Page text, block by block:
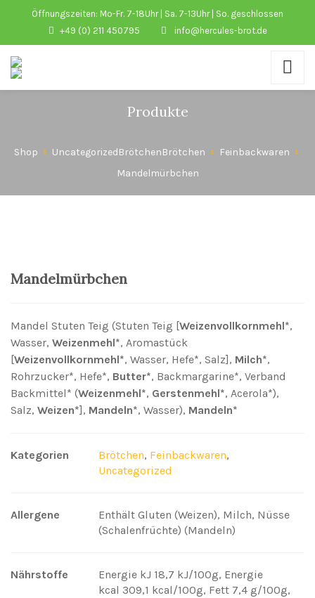
Öffnungszeiten: Mo-Fr. 7-18Uhr | Sa. 7-13Uhr | So. geschlossen
+49 (0) 211 450795
info@hercules-brot.de
Produkte
Shop UncategorizedBrötchenBrötchen
Feinbackwaren
Mandelmürbchen
Mandelmürbchen
Mandel Stuten Teig (Stuten Teig [Weizenvollkornmehl*,
Wasser, Weizenmehl*, Aromastück
[Weizenvollkornmehl*, Wasser, Hefe*, Salz], Milch*,
Rohrzucker*, Hefe*, Butter*, Backmargarine*, Verband
Backmittel* (Weizenmehl*, Gerstenmehl*, Acerola*),
Salz, Weizen*], Mandeln*, Wasser), Mandeln*
Kategorien Brötchen, Feinbackwaren,
Uncategorized
Allergene
Enthält Gluten (Weizen), Milch, Nüsse
(Schalenfrüchte) (Mandeln)
Nährstoffe Energie kJ 18,7 kJ/100g, Energie
kcal 309,1 kcal/100g, Fett 7,4 g/100g,